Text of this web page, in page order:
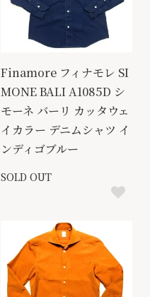
Finamore フィナモレ SI
MONE BALI A1085D シ
モーネ バーリ カッタウェ
イカラー デニムシャツ イ
ンディゴブルー
SOLD OUT